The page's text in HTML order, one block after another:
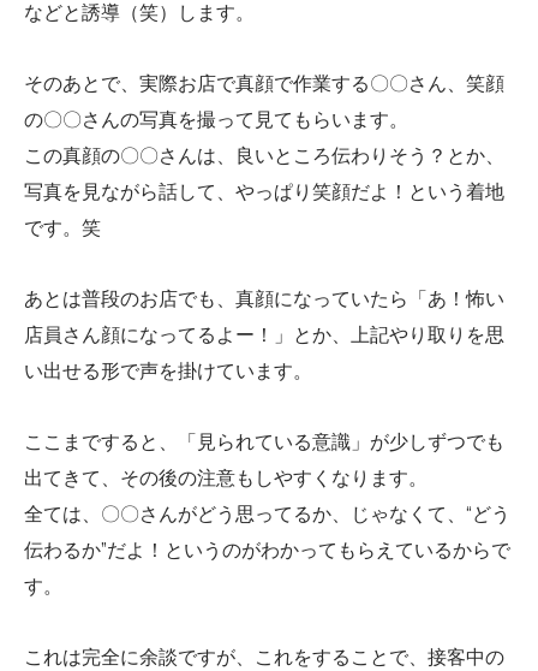
などと誘導（笑）します。
そのあとで、実際お店で真顔で作業する〇〇さん、笑顔
の〇〇さんの写真を撮って見てもらいます。
この真顔の〇〇さんは、良いところ伝わりそう？とか、
写真を見ながら話して、やっぱり笑顔だよ！という着地
です。笑
あとは普段のお店でも、真顔になっていたら「あ！怖い
店員さん顔になってるよー！」とか、上記やり取りを思
い出せる形で声を掛けています。
ここまですると、「見られている意識」が少しずつでも
出てきて、その後の注意もしやすくなります。
全ては、〇〇さんがどう思ってるか、じゃなくて、“どう
伝わるか”だよ！というのがわかってもらえているからで
す。
これは完全に余談ですが、これをすることで、接客中の